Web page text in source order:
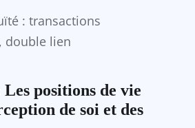
: transactions
double lien
positions de vie
de soi et des